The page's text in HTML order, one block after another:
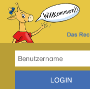
LOGIN